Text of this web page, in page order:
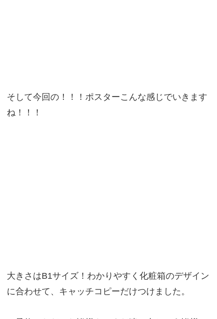
そして今回の！！！ポスターこんな感じでいきます
ね！！！
大きさはB1サイズ！わかりやすく化粧箱のデザイン
に合わせて、キャッチコピーだけつけました。